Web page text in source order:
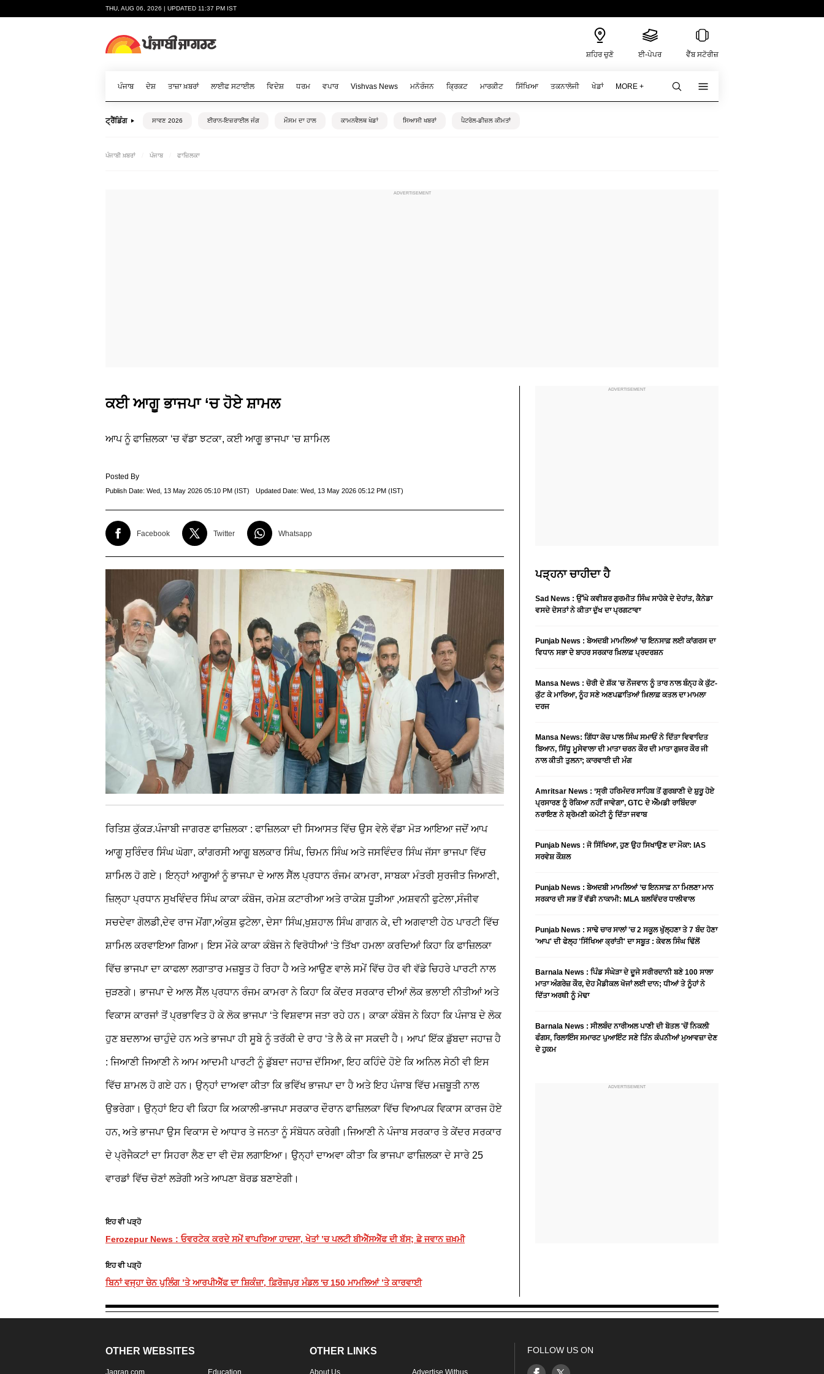
THU, AUG 06, 2026 | UPDATED 11:37 PM IST
ਸ਼ਹਿਰ ਚੁਣੋ ਈ-ਪੇਪਰ ਵੈੱਬ ਸਟੋਰੀਜ਼
ਪੰਜਾਬ ਦੇਸ਼ ਤਾਜ਼ਾ ਖ਼ਬਰਾਂ ਲਾਈਫ ਸਟਾਈਲ ਵਿਦੇਸ਼ ਧਰਮ ਵਪਾਰ Vishvas News ਮਨੋਰੰਜਨ ਕ੍ਰਿਕਟ ਮਾਰਕੀਟ ਸਿੱਖਿਆ ਤਕਨਾਲੋਜੀ ਖੇਡਾਂ MORE +
ਟ੍ਰੈਂਡਿੰਗ ਸਾਵਣ 2026 ਈਰਾਨ-ਇਜ਼ਰਾਈਲ ਜੰਗ ਮੌਸਮ ਦਾ ਹਾਲ ਕਾਮਨਵੈਲਥ ਖੇਡਾਂ ਸਿਆਸੀ ਖਬਰਾਂ ਪੈਟਰੋਲ-ਡੀਜ਼ਲ ਕੀਮਤਾਂ
ਪੰਜਾਬੀ ਖ਼ਬਰਾਂ ਪੰਜਾਬ ਫਾਜ਼ਿਲਕਾ
ਕਈ ਆਗੂ ਭਾਜਪਾ ‘ਚ ਹੋਏ ਸ਼ਾਮਲ
ਆਪ ਨੂੰ ਫਾਜ਼ਿਲਕਾ ‘ਚ ਵੱਡਾ ਝਟਕਾ, ਕਈ ਆਗੂ ਭਾਜਪਾ ‘ਚ ਸ਼ਾਮਿਲ
Posted By
Publish Date: Wed, 13 May 2026 05:10 PM (IST) Updated Date: Wed, 13 May 2026 05:12 PM (IST)
Facebook Twitter Whatsapp
ਰਿਤਿਸ਼ ਕੁੱਕੜ.ਪੰਜਾਬੀ ਜਾਗਰਣਫਾਜ਼ਿਲਕਾ : ਫਾਜ਼ਿਲਕਾ ਦੀ ਸਿਆਸਤ ਵਿੱਚ ਉਸ ਵੇਲੇ ਵੱਡਾ ਮੋੜ ਆਇਆ ਜਦੋਂ ਆਪ
ਆਗੂ ਸੁਰਿੰਦਰ ਸਿੰਘ ਘੋਗਾ, ਕਾਂਗਰਸੀ ਆਗੂ ਬਲਕਾਰ ਸਿੰਘ, ਚਿਮਨ ਸਿੰਘ ਅਤੇ ਜਸਵਿੰਦਰ ਸਿੰਘ ਜੱਸਾ ਭਾਜਪਾ ਵਿੱਚ
ਸ਼ਾਮਿਲ ਹੋ ਗਏ। ਇਨ੍ਹਾਂ ਆਗੂਆਂ ਨੂੰ ਭਾਜਪਾ ਦੇ ਆਲ ਸੈੱਲ ਪ੍ਰਧਾਨ ਰੰਜਮ ਕਾਮਰਾ, ਸਾਬਕਾ ਮੰਤਰੀ ਸੁਰਜੀਤ ਜਿਆਣੀ,
ਜ਼ਿਲ੍ਹਾ ਪ੍ਰਧਾਨ ਸੁਖਵਿੰਦਰ ਸਿੰਘ ਕਾਕਾ ਕੰਬੋਜ, ਰਮੇਸ਼ ਕਟਾਰੀਆ ਅਤੇ ਰਾਕੇਸ਼ ਧੂੜੀਆ ,ਅਸ਼ਵਨੀ ਫੁਟੇਲਾ,ਸੰਜੀਵ
ਸਚਦੇਵਾ ਗੋਲਡੀ,ਦੇਵ ਰਾਜ ਮੋਂਗਾ,ਅੰਕੁਸ਼ ਫੁਟੇਲਾ, ਦੇਸਾ ਸਿੰਘ,ਖੁਸ਼ਹਾਲ ਸਿੰਘ ਗਾਗਨ ਕੇ, ਦੀ ਅਗਵਾਈ ਹੇਠ ਪਾਰਟੀ ਵਿੱਚ
ਸ਼ਾਮਿਲ ਕਰਵਾਇਆ ਗਿਆ। ਇਸ ਮੌਕੇ ਕਾਕਾ ਕੰਬੋਜ ਨੇ ਵਿਰੋਧੀਆਂ ‘ਤੇ ਤਿੱਖਾ ਹਮਲਾ ਕਰਦਿਆਂ ਕਿਹਾ ਕਿ ਫਾਜ਼ਿਲਕਾ
ਵਿੱਚ ਭਾਜਪਾ ਦਾ ਕਾਫਲਾ ਲਗਾਤਾਰ ਮਜ਼ਬੂਤ ਹੋ ਰਿਹਾ ਹੈ ਅਤੇ ਆਉਣ ਵਾਲੇ ਸਮੇਂ ਵਿੱਚ ਹੋਰ ਵੀ ਵੱਡੇ ਚਿਹਰੇ ਪਾਰਟੀ ਨਾਲ
ਜੁੜਣਗੇ। ਭਾਜਪਾ ਦੇ ਆਲ ਸੈੱਲ ਪ੍ਰਧਾਨ ਰੰਜਮ ਕਾਮਰਾ ਨੇ ਕਿਹਾ ਕਿ ਕੇਂਦਰ ਸਰਕਾਰ ਦੀਆਂ ਲੋਕ ਭਲਾਈ ਨੀਤੀਆਂ ਅਤੇ
ਵਿਕਾਸ ਕਾਰਜਾਂ ਤੋਂ ਪ੍ਰਭਾਵਿਤ ਹੋ ਕੇ ਲੋਕ ਭਾਜਪਾ ‘ਤੇ ਵਿਸ਼ਵਾਸ ਜਤਾ ਰਹੇ ਹਨ। ਕਾਕਾ ਕੰਬੋਜ ਨੇ ਕਿਹਾ ਕਿ ਪੰਜਾਬ ਦੇ ਲੋਕ
ਹੁਣ ਬਦਲਾਅ ਚਾਹੁੰਦੇ ਹਨ ਅਤੇ ਭਾਜਪਾ ਹੀ ਸੂਬੇ ਨੂੰ ਤਰੱਕੀ ਦੇ ਰਾਹ ‘ਤੇ ਲੈ ਕੇ ਜਾ ਸਕਦੀ ਹੈ। ਆਪ’ ਇੱਕ ਡੁੱਬਦਾ ਜਹਾਜ਼ ਹੈ
: ਜਿਆਣੀਜਿਆਣੀ ਨੇ ਆਮ ਆਦਮੀ ਪਾਰਟੀ ਨੂੰਡੁੱਬਦਾ ਜਹਾਜ਼ਦੱਸਿਆ, ਇਹ ਕਹਿੰਦੇ ਹੋਏ ਕਿ ਅਨਿਲ ਸੇਠੀ ਵੀ ਇਸ
ਵਿੱਚ ਸ਼ਾਮਲ ਹੋ ਗਏ ਹਨ। ਉਨ੍ਹਾਂ ਦਾਅਵਾ ਕੀਤਾ ਕਿ ਭਵਿੱਖ ਭਾਜਪਾ ਦਾ ਹੈ ਅਤੇ ਇਹ ਪੰਜਾਬ ਵਿੱਚ ਮਜ਼ਬੂਤੀ ਨਾਲ
ਉਭਰੇਗਾ। ਉਨ੍ਹਾਂ ਇਹ ਵੀ ਕਿਹਾ ਕਿ ਅਕਾਲੀ-ਭਾਜਪਾ ਸਰਕਾਰ ਦੌਰਾਨ ਫਾਜ਼ਿਲਕਾ ਵਿੱਚ ਵਿਆਪਕ ਵਿਕਾਸ ਕਾਰਜ ਹੋਏ
ਹਨ, ਅਤੇ ਭਾਜਪਾ ਉਸ ਵਿਕਾਸ ਦੇ ਆਧਾਰ ਤੇ ਜਨਤਾ ਨੂੰ ਸੰਬੋਧਨ ਕਰੇਗੀ।ਜਿਆਣੀ ਨੇ ਪੰਜਾਬ ਸਰਕਾਰ ਤੇ ਕੇਂਦਰ ਸਰਕਾਰ
ਦੇ ਪ੍ਰੋਜੈਕਟਾਂ ਦਾ ਸਿਹਰਾ ਲੈਣ ਦਾ ਵੀ ਦੋਸ਼ ਲਗਾਇਆ। ਉਨ੍ਹਾਂ ਦਾਅਵਾ ਕੀਤਾ ਕਿ ਭਾਜਪਾ ਫਾਜ਼ਿਲਕਾ ਦੇ ਸਾਰੇ 25
ਵਾਰਡਾਂ ਵਿੱਚ ਚੋਣਾਂ ਲੜੇਗੀ ਅਤੇ ਆਪਣਾ ਬੋਰਡ ਬਣਾਏਗੀ।
ਇਹ ਵੀ ਪੜ੍ਹੋ
Ferozepur News : ਓਵਰਟੇਕ ਕਰਦੇ ਸਮੇਂ ਵਾਪਰਿਆ ਹਾਦਸਾ, ਖੇਤਾਂ ’ਚ ਪਲਟੀ ਬੀਐੱਸਐੱਫ ਦੀ ਬੱਸ; ਛੇ ਜਵਾਨ ਜ਼ਖ਼ਮੀ
ਇਹ ਵੀ ਪੜ੍ਹੋ
ਬਿਨਾਂ ਵਜ੍ਹਾ ਚੇਨ ਪੁਲਿੰਗ ’ਤੇ ਆਰਪੀਐੱਫ ਦਾ ਸ਼ਿਕੰਜ਼ਾ, ਫ਼ਿਰੋਜ਼ਪੁਰ ਮੰਡਲ 'ਚ 150 ਮਾਮਲਿਆਂ ’ਤੇ ਕਾਰਵਾਈ
ਪੜ੍ਹਨਾ ਚਾਹੀਦਾ ਹੈ
Sad News : ਉੱਘੇ ਕਵੀਸ਼ਰ ਗੁਰਮੀਤ ਸਿੰਘ ਸਾਹੋਕੇ ਦੇ ਦੇਹਾਂਤ, ਕੈਨੇਡਾ
ਵਸਦੇ ਦੋਸਤਾਂ ਨੇ ਕੀਤਾ ਦੁੱਖ ਦਾ ਪ੍ਰਗਟਾਵਾ
Punjab News : ਬੇਅਦਬੀ ਮਾਮਲਿਆਂ ’ਚ ਇਨਸਾਫ਼ ਲਈ ਕਾਂਗਰਸ ਦਾ
ਵਿਧਾਨ ਸਭਾ ਦੇ ਬਾਹਰ ਸਰਕਾਰ ਖ਼ਿਲਾਫ਼ ਪ੍ਰਦਰਸ਼ਨ
Mansa News : ਚੋਰੀ ਦੇ ਸ਼ੱਕ 'ਚ ਨੌਜਵਾਨ ਨੂੰ ਤਾਰ ਨਾਲ ਬੰਨ੍ਹ ਕੇ ਕੁੱਟ-
ਕੁੱਟ ਕੇ ਮਾਰਿਆ, ਨੂੰਹ ਸਣੇ ਅਣਪਛਾਤਿਆਂ ਖ਼ਿਲਾਫ਼ ਕਤਲ ਦਾ ਮਾਮਲਾ
ਦਰਜ
Mansa News: ਗਿੱਧਾ ਕੋਚ ਪਾਲ ਸਿੰਘ ਸਮਾਓਂ ਨੇ ਦਿੱਤਾ ਵਿਵਾਦਿਤ
ਬਿਆਨ, ਸਿੱਧੂ ਮੂਸੇਵਾਲਾ ਦੀ ਮਾਤਾ ਚਰਨ ਕੌਰ ਦੀ ਮਾਤਾ ਗੁਜਰ ਕੌਰ ਜੀ
ਨਾਲ ਕੀਤੀ ਤੁਲਨਾ; ਕਾਰਵਾਈ ਦੀ ਮੰਗ
Amritsar News : ‘ਸ੍ਰੀ ਹਰਿਮੰਦਰ ਸਾਹਿਬ ਤੋਂ ਗੁਰਬਾਣੀ ਦੇ ਸ਼ੁਰੂ ਹੋਏ
ਪ੍ਰਸਾਰਣ ਨੂੰ ਰੋਕਿਆ ਨਹੀਂ ਜਾਵੇਗਾ’, GTC ਦੇ ਐੱਮਡੀ ਰਾਬਿੰਦਰਾ
ਨਰਾਇਣ ਨੇ ਸ਼੍ਰੋਮਣੀ ਕਮੇਟੀ ਨੂੰ ਦਿੱਤਾ ਜਵਾਬ
Punjab News : ਜੋ ਸਿੱਖਿਆ, ਹੁਣ ਉਹ ਸਿਖਾਉਣ ਦਾ ਮੌਕਾ: IAS
ਸਰਵੇਸ਼ ਕੌਸ਼ਲ
Punjab News : ਬੇਅਦਬੀ ਮਾਮਲਿਆਂ ’ਚ ਇਨਸਾਫ਼ ਨਾ ਮਿਲਣਾ ਮਾਨ
ਸਰਕਾਰ ਦੀ ਸਭ ਤੋਂ ਵੱਡੀ ਨਾਕਾਮੀ: MLA ਬਲਵਿੰਦਰ ਧਾਲੀਵਾਲ
Punjab News : ਸਾਢੇ ਚਾਰ ਸਾਲਾਂ 'ਚ 2 ਸਕੂਲ ਖੁੱਲ੍ਹਣਾ ਤੇ 7 ਬੰਦ ਹੋਣਾ
'ਆਪ' ਦੀ ਫੇਲ੍ਹ 'ਸਿੱਖਿਆ ਕ੍ਰਾਂਤੀ' ਦਾ ਸਬੂਤ : ਕੇਵਲ ਸਿੰਘ ਢਿੱਲੋਂ
Barnala News : ਪਿੰਡ ਸੰਘੇੜਾ ਦੇ ਦੂਜੇ ਸਰੀਰਦਾਨੀ ਬਣੇ 100 ਸਾਲਾ
ਮਾਤਾ ਅੰਗਰੇਜ਼ ਕੌਰ, ਦੇਹ ਮੈਡੀਕਲ ਖੋਜਾਂ ਲਈ ਦਾਨ; ਧੀਆਂ ਤੇ ਨੂੰਹਾਂ ਨੇ
ਦਿੱਤਾ ਅਰਥੀ ਨੂੰ ਮੋਢਾ
Barnala News : ​ਸੀਲਬੰਦ ਨਾਰੀਅਲ ਪਾਣੀ ਦੀ ਬੋਤਲ 'ਚੋਂ ਨਿਕਲੀ
ਫੰਗਸ, ਰਿਲਾਇੰਸ ਸਮਾਰਟ ਪੁਆਇੰਟ ਸਣੇ ਤਿੰਨ ਕੰਪਨੀਆਂ ਮੁਆਵਜ਼ਾ ਦੇਣ
ਦੇ ਹੁਕਮ
OTHER WEBSITES
Jagran.com Education
OTHER LINKS
About Us Advertise Withus
FOLLOW US ON